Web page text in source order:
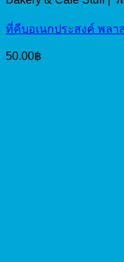
ที่คีบอเนกประสงค์ พลา
50.00฿